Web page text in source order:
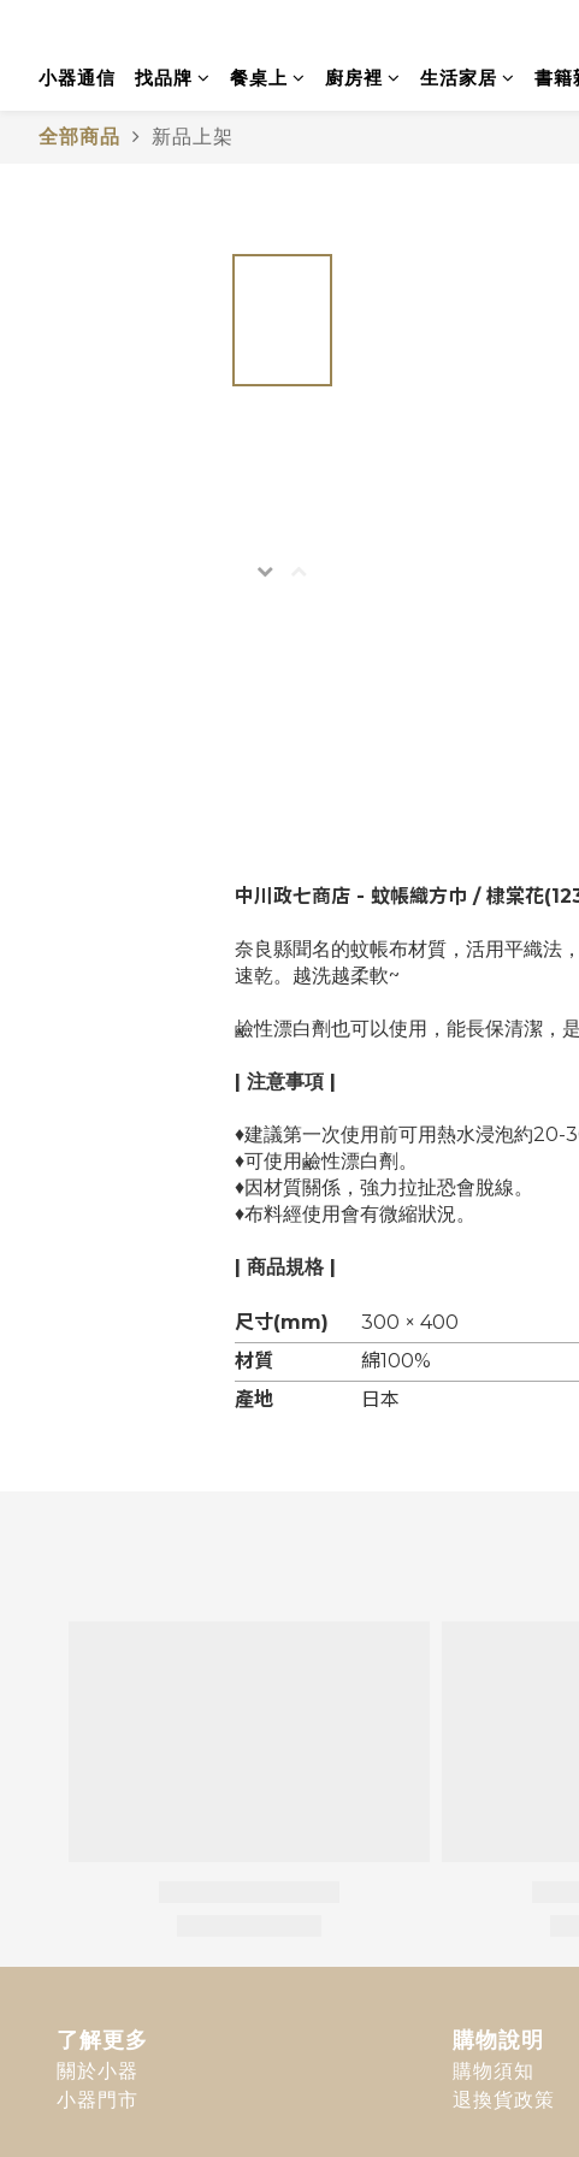
小器通信 找品牌 餐桌上 廚房裡 生活家居 書籍
全部商品 新品上架
中川政七商店 - 蚊帳織方巾 / 棣棠花
奈良縣聞名的蚊帳布材質，活用平織法
速乾。越洗越柔軟~
鹼性漂白劑也可以使用，能長保清潔，
| 注意事項 |
♦建議第一次使用前可用熱水浸泡約20-
♦可使用鹼性漂白劑。
♦因材質關係，強力拉扯恐會脫線。
♦布料經使用會有微縮狀況。
| 商品規格 |
尺寸(mm)
300 × 400
材質
綿100%
產地
日本
了解更多
關於小器
小器門市
購物說明
購物須知
退換貨政策